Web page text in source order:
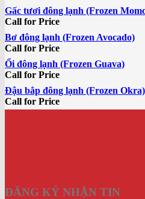
Gấc tươi đông lạnh (Frozen
Call for Price
Bơ đông lạnh (Frozen Avocado)
Call for Price
Ổi đông lạnh (Frozen Guava)
Call for Price
Đậu bắp đông lạnh (Frozen Okra)
Call for Price
ĐĂNG KÝ NHẬN TIN